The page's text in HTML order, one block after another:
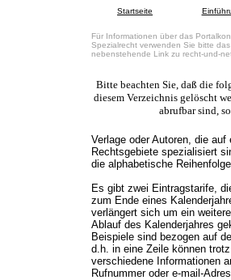
Startseite
Für Informationen über das
Spezialrecht verwenden Sie bitte das
nebenstehende Link zu recht-und-
Bitte beachten Sie, daß die
diesem Verzeichnis gelöscht
abrufbar sind,
Verlage oder Autoren, die
Rechtsgebiete spezialisiert
die alphabetische
Es gibt zwei Eintragstarife,
zum Ende eines
verlängert sich um ein
Ablauf des Kalenderjahres
Beispiele sind bezogen auf
d.h. in eine Zeile können
verschiedene Informationen
Rufnummer oder e-mail-